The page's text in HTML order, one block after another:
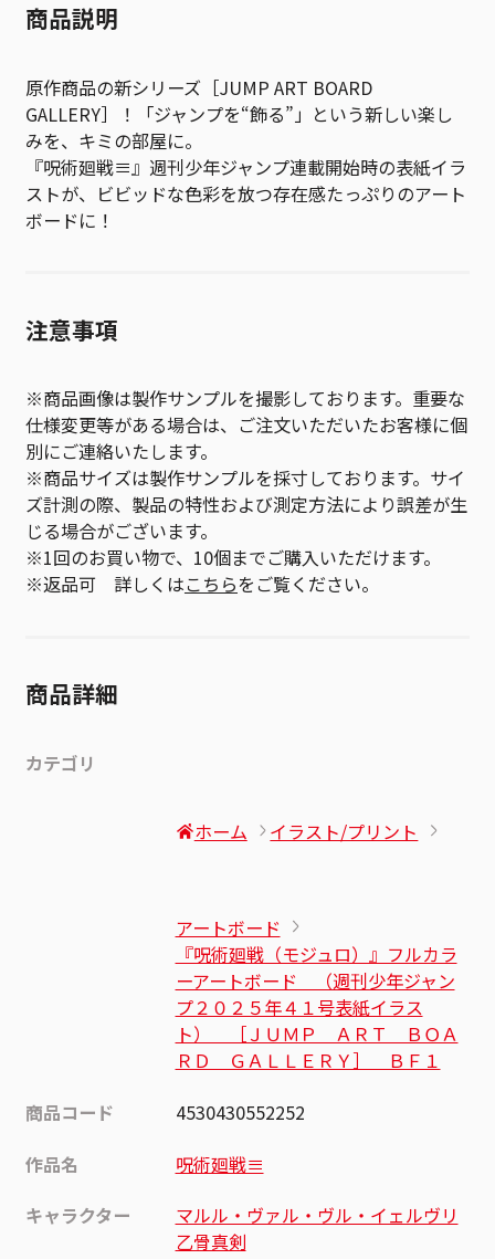
商品説明
原作商品の新シリーズ［JUMP ART BOARD
GALLERY］！「ジャンプを“飾る”」という新しい楽し
みを、キミの部屋に。
『呪術廻戦≡』週刊少年ジャンプ連載開始時の表紙イラ
ストが、ビビッドな色彩を放つ存在感たっぷりのアート
ボードに！
注意事項
※商品画像は製作サンプルを撮影しております。重要な
仕様変更等がある場合は、ご注文いただいたお客様に個
別にご連絡いたします。
※商品サイズは製作サンプルを採寸しております。サイ
ズ計測の際、製品の特性および測定方法により誤差が生
じる場合がございます。
※1回のお買い物で、10個までご購入いただけます。
※返品可 詳しくはこちらをご覧ください。
商品詳細
カテゴリ
ホーム イラスト/プリント
アートボード
『呪術廻戦（モジュロ）』フルカラ
ーアートボード （週刊少年ジャン
プ２０２５年４１号表紙イラス
ト） ［ＪＵＭＰ ＡＲＴ ＢＯＡ
ＲＤ ＧＡＬＬＥＲＹ］ ＢＦ１
商品コード
4530430552252
作品名
呪術廻戦≡
キャラクター
マルル・ヴァル・ヴル・イェルヴリ
乙骨真剣